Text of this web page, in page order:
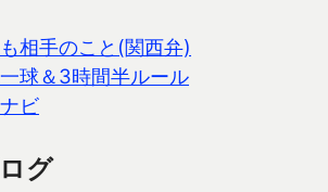
相手のこと(関西弁)
球＆3時間半ルール
ビ
グ